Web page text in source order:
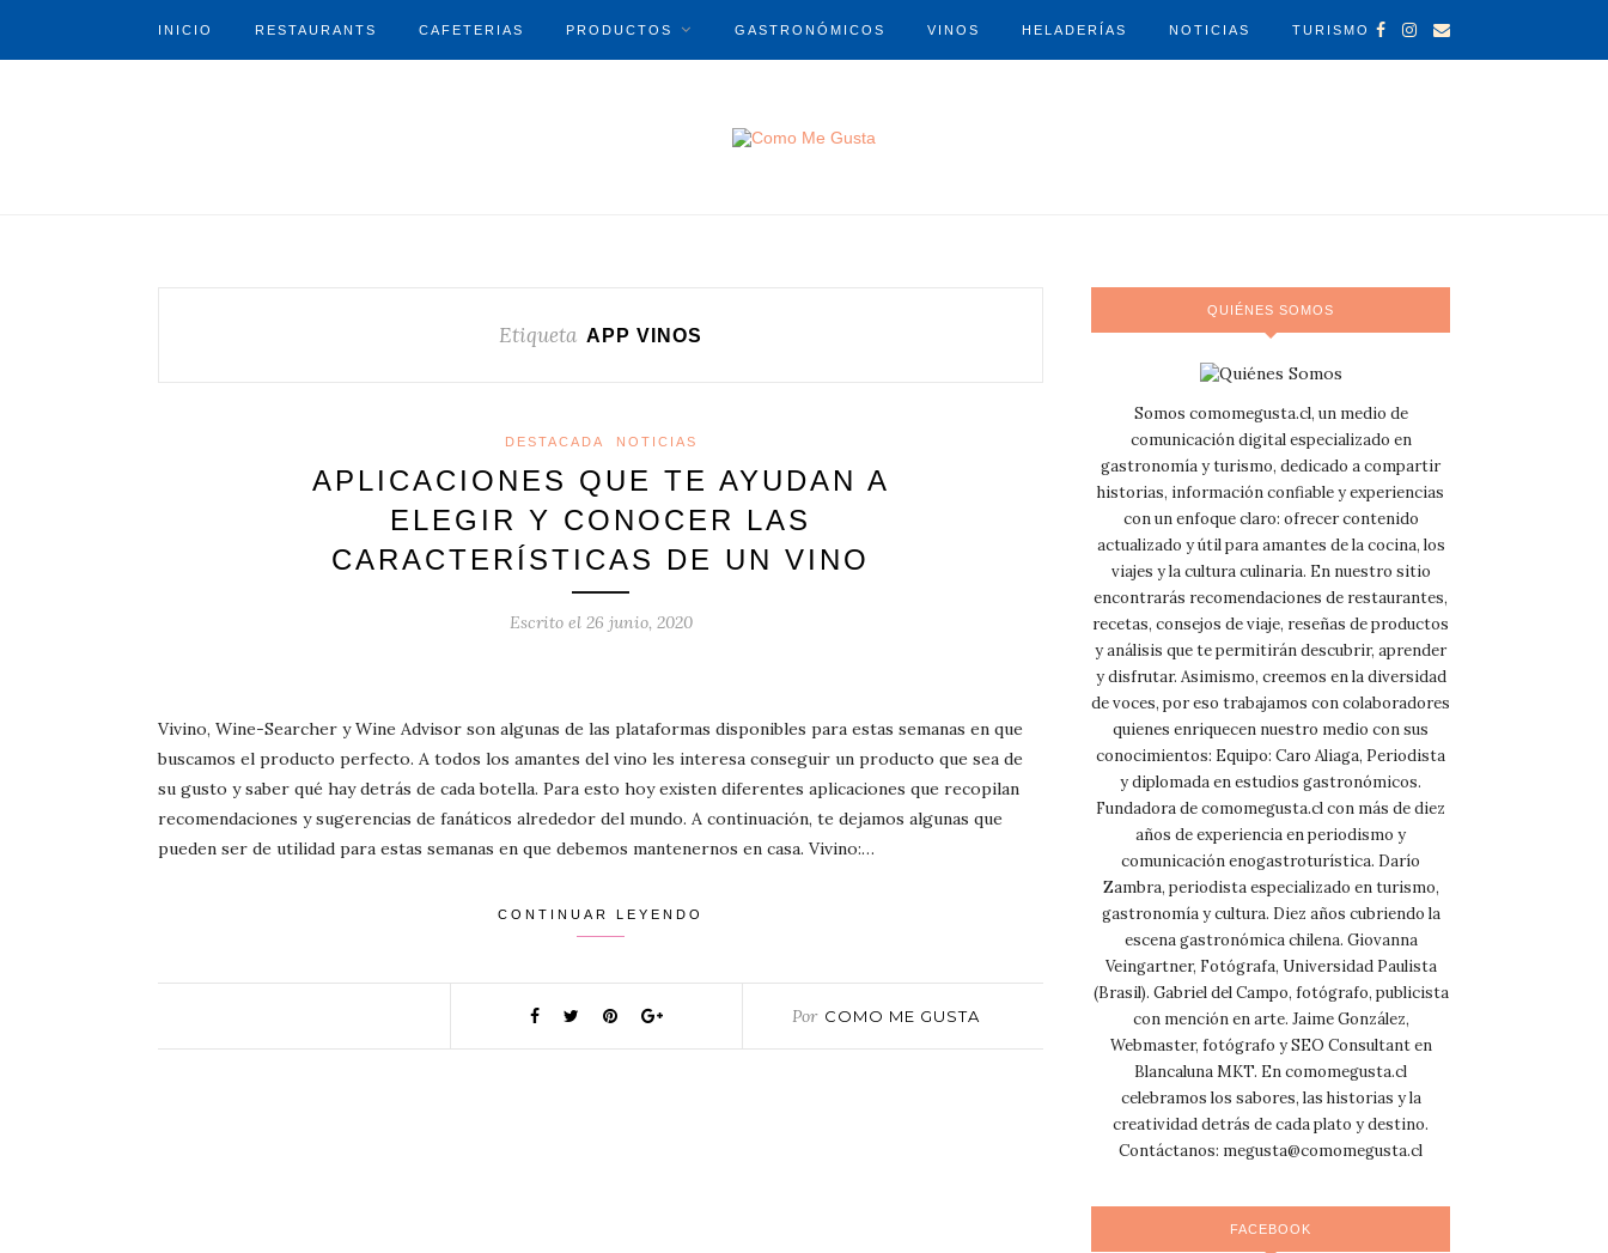
INICIO RESTAURANTS CAFETERIAS PRODUCTOS GASTRONÓMICOS VINOS HELADERÍAS NOTICIAS TURISMO
Etiqueta APP VINOS
DESTACADA NOTICIAS
APLICACIONES QUE TE AYUDAN A
ELEGIR Y CONOCER LAS
CARACTERÍSTICAS DE UN VINO
Escrito el 26 junio, 2020
Vivino, Wine-Searcher y Wine Advisor son algunas de las plataformas disponibles para estas semanas en que
buscamos el producto perfecto. A todos los amantes del vino les interesa conseguir un producto que sea de
su gusto y saber qué hay detrás de cada botella. Para esto hoy existen diferentes aplicaciones que recopilan
recomendaciones y sugerencias de fanáticos alrededor del mundo. A continuación, te dejamos algunas que
pueden ser de utilidad para estas semanas en que debemos mantenernos en casa. Vivino:…
CONTINUAR LEYENDO
Por COMO ME GUSTA
QUIÉNES SOMOS
Somos comomegusta.cl, un medio de
comunicación digital especializado en
gastronomía y turismo, dedicado a compartir
historias, información confiable y experiencias
con un enfoque claro: ofrecer contenido
actualizado y útil para amantes de la cocina, los
viajes y la cultura culinaria. En nuestro sitio
encontrarás recomendaciones de restaurantes,
recetas, consejos de viaje, reseñas de productos
y análisis que te permitirán descubrir, aprender
y disfrutar. Asimismo, creemos en la diversidad
de voces, por eso trabajamos con colaboradores
quienes enriquecen nuestro medio con sus
conocimientos: Equipo: Caro Aliaga, Periodista
y diplomada en estudios gastronómicos.
Fundadora de comomegusta.cl con más de diez
años de experiencia en periodismo y
comunicación enogastroturística. Darío
Zambra, periodista especializado en turismo,
gastronomía y cultura. Diez años cubriendo la
escena gastronómica chilena. Giovanna
Veingartner, Fotógrafa, Universidad Paulista
(Brasil). Gabriel del Campo, fotógrafo, publicista
con mención en arte. Jaime González,
Webmaster, fotógrafo y SEO Consultant en
Blancaluna MKT. En comomegusta.cl
celebramos los sabores, las historias y la
creatividad detrás de cada plato y destino.
Contáctanos: megusta@comomegusta.cl
FACEBOOK